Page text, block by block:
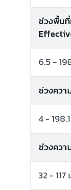
ช่วงพื้น
6.5 -
ช่วงคว
4 -
ช่วงคว
32 - 117